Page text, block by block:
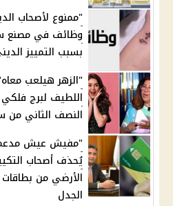
"ممنوع لأصحاب
وظائف في مصنع
بسبب التمييز
"الزهر هيلعب
اللطيف لبرج
النصف الثاني من
"مفيش عيش
يُحذف أصحاب
الأرضي من
الجدل